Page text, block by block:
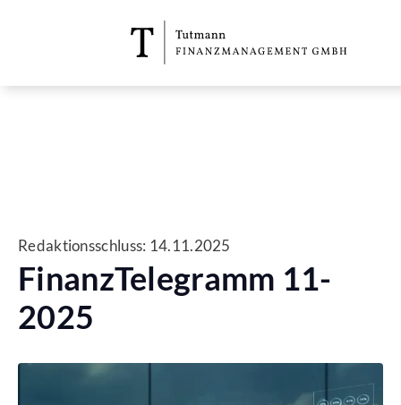
Redaktionsschluss: 14.11.2025
FinanzTelegramm 11-
2025